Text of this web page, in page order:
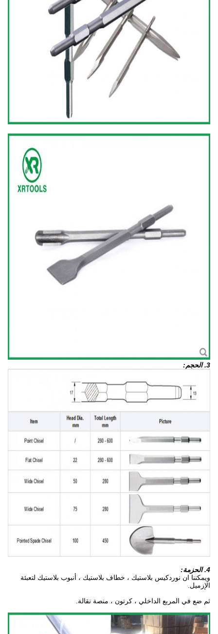
3. الحجم:
4. الحزمة:
ويمكننا ان نورد كيس بلاستيك ، خطاف بلاستيك ، أنبوب بلاستيك لتعبئة
الإزميل.
ثم ضع في المربع الداخلي ، كرتون ، منصة نقالة.